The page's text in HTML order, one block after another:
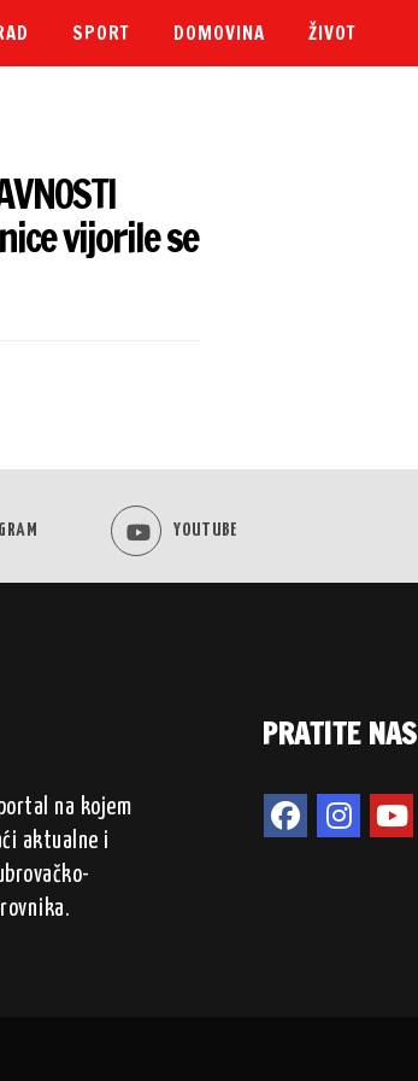
SPORT DOMOVINA ŽIVOT
vijorile se
YOUTUBE
na kojem
aktualne i
PRATITE NAS